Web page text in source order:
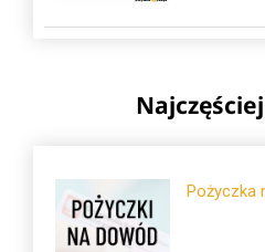
Pożyczka